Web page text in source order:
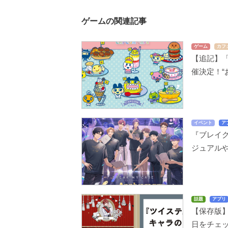
ゲームの関連記事
ゲーム カフ
【追記】
催決定！“
イベント ア
『ブレイ
ジュアル
話題 アプリ
【保存版
日をチェ